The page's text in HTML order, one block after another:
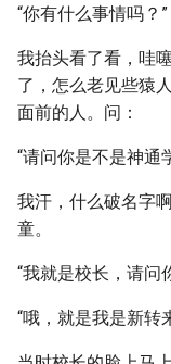
“你有什么事情吗？”
我抬头看了看，哇
了，怎么老见些猿
面前的人。问：
“请问你是不是神通
我汗，什么破名字
童。
“我就是校长，请问
“哦，就是我是新转